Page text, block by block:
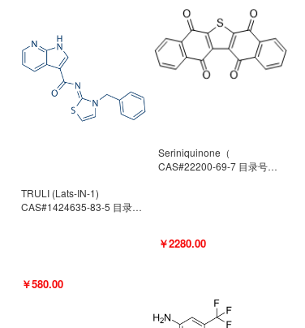
TRULI (Lats-IN-1)
CAS#1424635-83-5 目录号
￥580.00
Seriniquinone（
CAS#22200-69-7 目录号
￥2280.00